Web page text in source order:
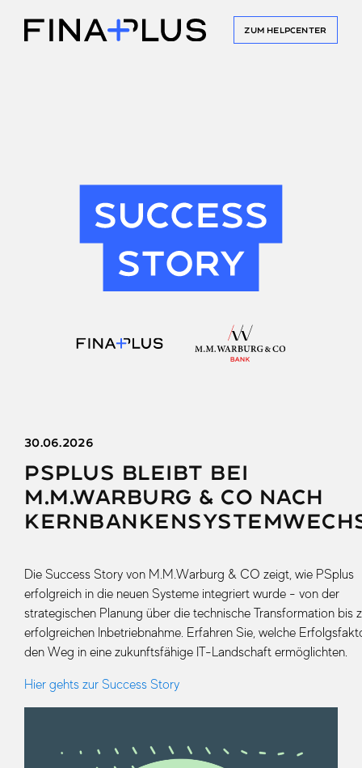
ZUM HELPCENTER
30.06.2026
PSplus bleibt bei
M.M.Warburg & CO nach
Die Success Story von M.M.Warburg & CO zeigt, wie PSplus
erfolgreich in die neuen Systeme integriert wurde - von der
strategischen Planung über die technische Transformation bis
erfolgreichen Inbetriebnahme. Erfahren Sie, welche
den Weg in eine zukunftsfähige IT-Landschaft ermöglichten.
Hier gehts zur Success Story